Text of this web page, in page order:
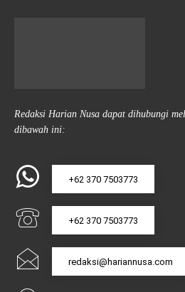
Redaksi Harian Nusa dapat dihubungi
dibawah ini:
+62 370 7503773
+62 370 7503773
redaksi@hariannusa.com